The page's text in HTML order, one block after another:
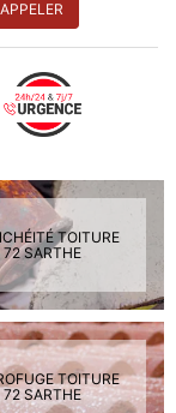
TOITURE
72 SARTHE
TOITURE
72 SARTHE